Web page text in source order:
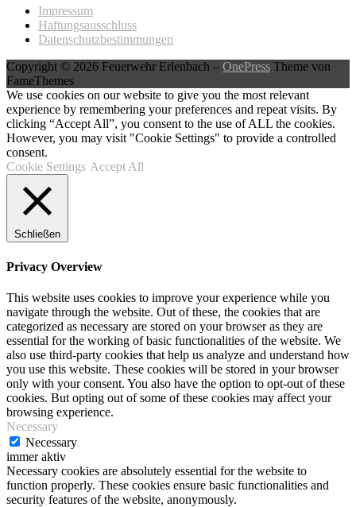
Impressum
Haftungsausschluss
Datenschutzbestimmungen
Copyright © 2026 Feuerwehr Erlenbach – OnePress Theme von
FameThemes
We use cookies on our website to give you the most relevant
experience by remembering your preferences and repeat visits. By
clicking “Accept All”, you consent to the use of ALL the cookies.
However, you may visit "Cookie Settings" to provide a controlled
consent.
Cookie Settings Accept All
Schließen
Privacy Overview
This website uses cookies to improve your experience while you
navigate through the website. Out of these, the cookies that are
categorized as necessary are stored on your browser as they are
essential for the working of basic functionalities of the website. We
also use third-party cookies that help us analyze and understand how
you use this website. These cookies will be stored in your browser
only with your consent. You also have the option to opt-out of these
cookies. But opting out of some of these cookies may affect your
browsing experience.
Necessary
Necessary
immer aktiv
Necessary cookies are absolutely essential for the website to
function properly. These cookies ensure basic functionalities and
security features of the website, anonymously.